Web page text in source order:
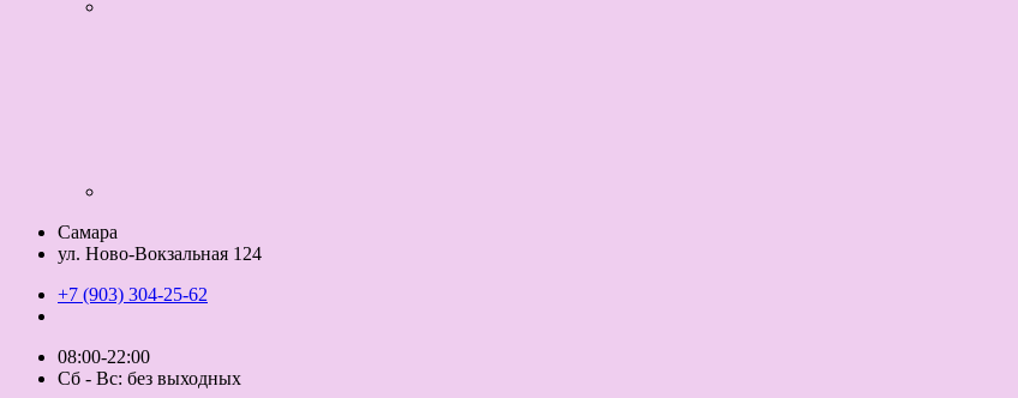
Самара
ул. Ново-Вокзальная 124
+7 (903) 304-25-62
08:00-22:00
Сб - Вс: без выходных